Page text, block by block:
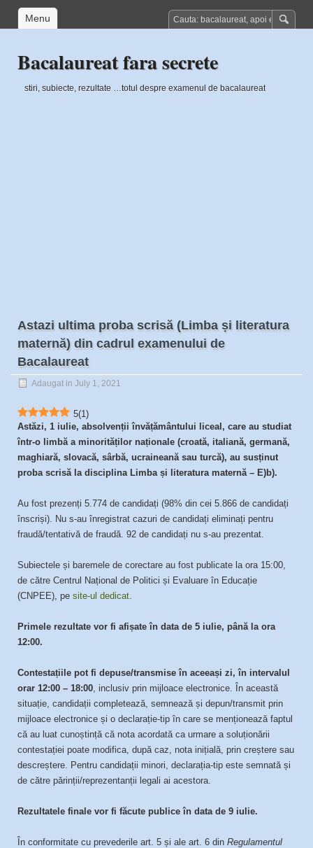
Menu
Bacalaureat fara secrete
stiri, subiecte, rezultate …totul despre examenul de bacalaureat
Astazi ultima proba scrisă (Limba și literatura
maternă) din cadrul examenului de
Bacalaureat
Adaugat in July 1, 2021
5(1)
Astăzi, 1 iulie, absolvenții învățământului liceal, care au studiat
într-o limbă a minorităților naționale (croată, italiană, germană,
maghiară, slovacă, sârbă, ucraineană sau turcă), au susținut
proba scrisă la disciplina Limba și literatura maternă – E)b).
Au fost prezenți 5.774 de candidați (98% din cei 5.866 de candidați
înscriși). Nu s-au înregistrat cazuri de candidați eliminați pentru
fraudă/tentativă de fraudă. 92 de candidați nu s-au prezentat.
Subiectele și baremele de corectare au fost publicate la ora 15:00,
de către Centrul Național de Politici și Evaluare în Educație
(CNPEE), pe site-ul dedicat.
Primele rezultate vor fi afișate în data de 5 iulie, până la ora
12:00.
Contestațiile pot fi depuse/transmise în aceeași zi, în intervalul
orar 12:00 – 18:00, inclusiv prin mijloace electronice. În această
situație, candidații completează, semnează și depun/transmit prin
mijloace electronice și o declarație-tip în care se menționează faptul
că au luat cunoștință că nota acordată ca urmare a soluționării
contestației poate modifica, după caz, nota inițială, prin creștere sau
descreștere. Pentru candidații minori, declarația-tip este semnată și
de către părinții/reprezentanții legali ai acestora.
Rezultatele finale vor fi făcute publice în data de 9 iulie.
În conformitate cu prevederile art. 5 și ale art. 6 din Regulamentul